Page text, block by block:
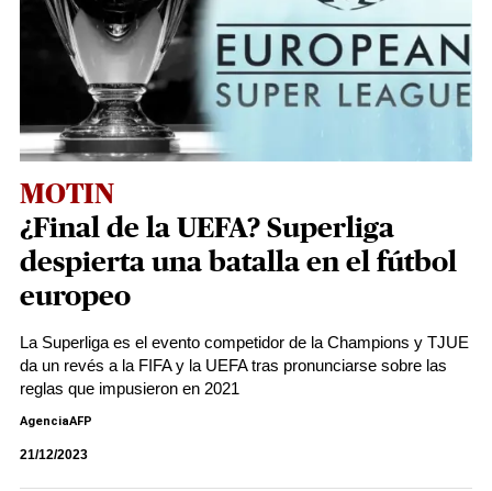
MOTIN
¿Final de la UEFA? Superliga
despierta una batalla en el fútbol
europeo
La Superliga es el evento competidor de la Champions y TJUE
da un revés a la FIFA y la UEFA tras pronunciarse sobre las
reglas que impusieron en 2021
AgenciaAFP
21/12/2023